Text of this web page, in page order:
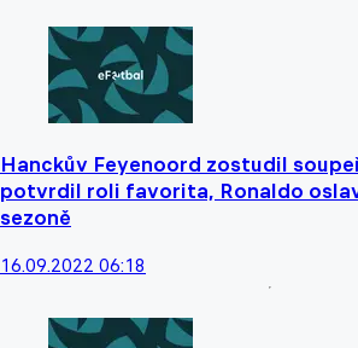
Hanckův Feyenoord zostudil
potvrdil roli favorita, Ronaldo
sezoně
16.09.2022 06:18